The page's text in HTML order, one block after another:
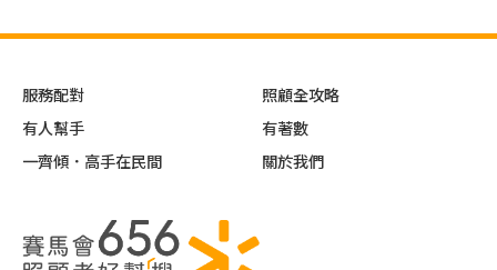
服務配對
有人幫手
一齊傾．高手在民間
照顧全攻略
有著數
關於我們